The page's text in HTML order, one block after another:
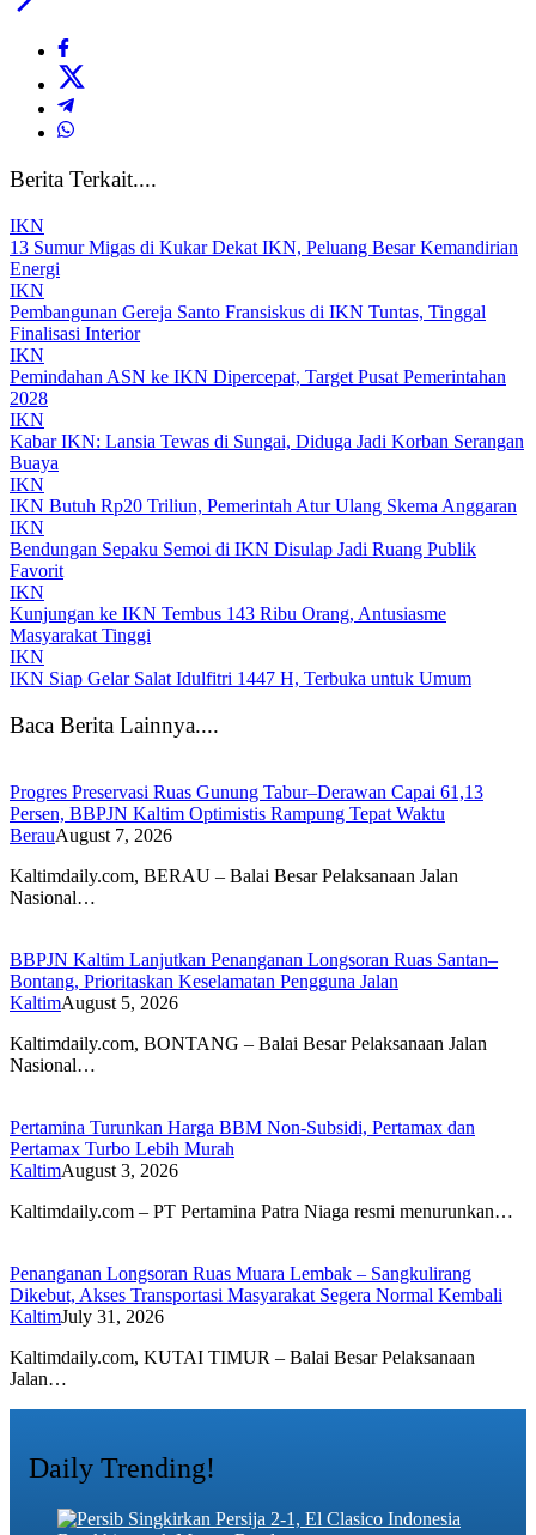
Berita Terkait....
IKN
13 Sumur Migas di Kukar Dekat IKN, Peluang Besar Kemandirian
Energi
IKN
Pembangunan Gereja Santo Fransiskus di IKN Tuntas, Tinggal
Finalisasi Interior
IKN
Pemindahan ASN ke IKN Dipercepat, Target Pusat Pemerintahan
2028
IKN
Kabar IKN: Lansia Tewas di Sungai, Diduga Jadi Korban Serangan
Buaya
IKN
IKN Butuh Rp20 Triliun, Pemerintah Atur Ulang Skema Anggaran
IKN
Bendungan Sepaku Semoi di IKN Disulap Jadi Ruang Publik
Favorit
IKN
Kunjungan ke IKN Tembus 143 Ribu Orang, Antusiasme
Masyarakat Tinggi
IKN
IKN Siap Gelar Salat Idulfitri 1447 H, Terbuka untuk Umum
Baca Berita Lainnya....
Progres Preservasi Ruas Gunung Tabur–Derawan Capai 61,13
Persen, BBPJN Kaltim Optimistis Rampung Tepat Waktu
BerauAugust 7, 2026
Kaltimdaily.com, BERAU – Balai Besar Pelaksanaan Jalan
Nasional…
BBPJN Kaltim Lanjutkan Penanganan Longsoran Ruas Santan–
Bontang, Prioritaskan Keselamatan Pengguna Jalan
KaltimAugust 5, 2026
Kaltimdaily.com, BONTANG – Balai Besar Pelaksanaan Jalan
Nasional…
Pertamina Turunkan Harga BBM Non-Subsidi, Pertamax dan
Pertamax Turbo Lebih Murah
KaltimAugust 3, 2026
Kaltimdaily.com – PT Pertamina Patra Niaga resmi menurunkan…
Penanganan Longsoran Ruas Muara Lembak – Sangkulirang
Dikebut, Akses Transportasi Masyarakat Segera Normal Kembali
KaltimJuly 31, 2026
Kaltimdaily.com, KUTAI TIMUR – Balai Besar Pelaksanaan
Jalan…
Daily Trending!